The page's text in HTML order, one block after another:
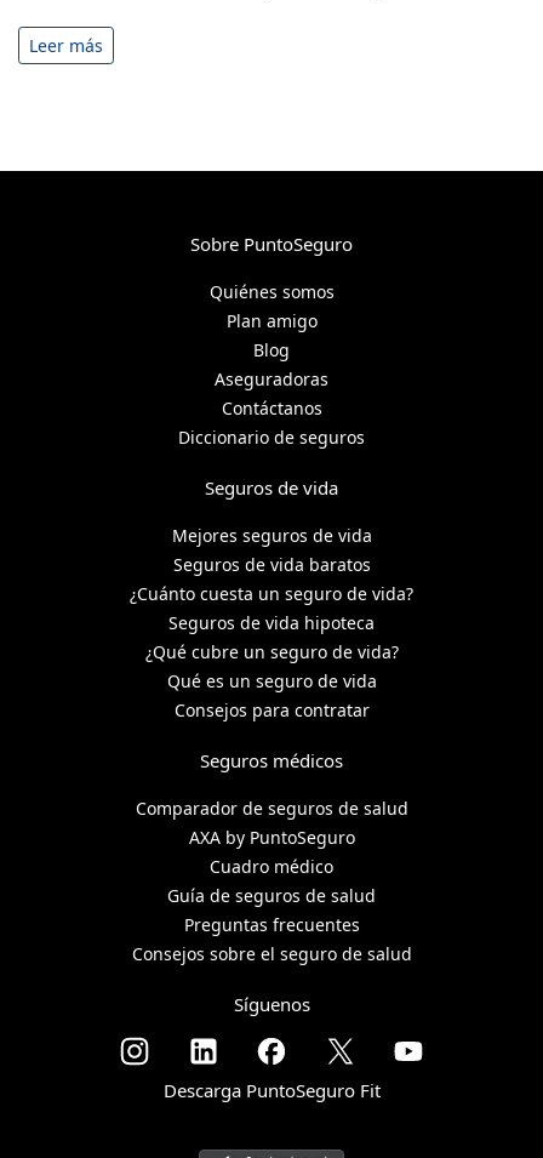
Leer más
Sobre PuntoSeguro
Quiénes somos
Plan amigo
Blog
Aseguradoras
Contáctanos
Diccionario de seguros
Seguros de vida
Mejores seguros de vida
Seguros de vida baratos
¿Cuánto cuesta un seguro de vida?
Seguros de vida hipoteca
¿Qué cubre un seguro de vida?
Qué es un seguro de vida
Consejos para contratar
Seguros médicos
Comparador de seguros de salud
AXA by PuntoSeguro
Cuadro médico
Guía de seguros de salud
Preguntas frecuentes
Consejos sobre el seguro de salud
Síguenos
Descarga PuntoSeguro Fit